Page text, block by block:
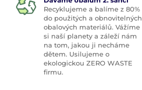
Recyklujeme a balíme z 80%
do použitých a obnovitelných
obalových materiálů. Vážíme
si naší planety a záleží nám
na tom, jakou ji necháme
dětem. Usilujeme o
ekologickou ZERO WASTE
firmu.